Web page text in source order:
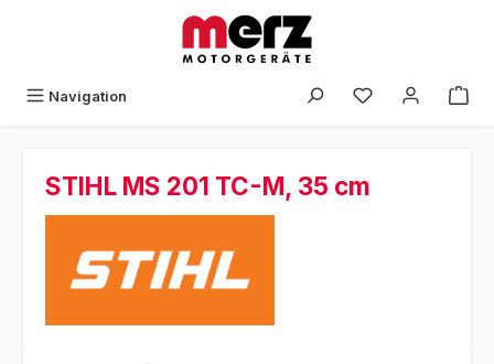
Navigation
STIHL MS 201 TC-M, 35 cm